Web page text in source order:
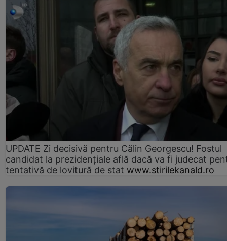
UPDATE Zi decisivă pentru Călin Georgescu! Fostul
candidat la prezidențiale află dacă va fi judecat
tentativă de lovitură de stat www.stirilekanald.ro